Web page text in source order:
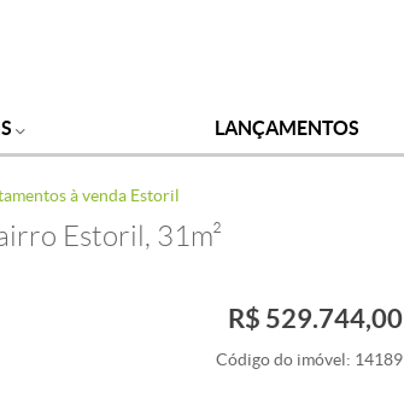
LANÇAMENTOS
à venda Estoril
Estoril, 31m²
R$ 529.744,00
Código do imóvel: 14189